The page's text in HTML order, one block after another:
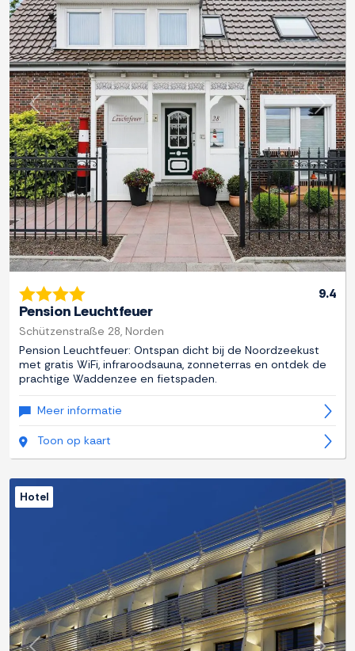
Previous Next
9.4
Pension Leuchtfeuer
Schützenstraße 28, Norden
Pension Leuchtfeuer: Ontspan dicht bij de Noordzeekust
met gratis WiFi, infraroodsauna, zonneterras en ontdek de
prachtige Waddenzee en fietspaden.
Meer informatie
Toon op kaart
Hotel